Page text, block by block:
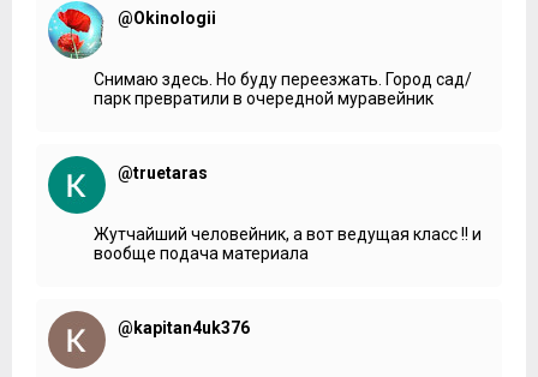
@Okinologii
Снимаю здесь. Но буду переезжать. Город сад/
парк превратили в очередной муравейник
@truetaras
Жутчайший человейник, а вот ведущая класс !! и
вообще подача материала
@kapitan4uk376